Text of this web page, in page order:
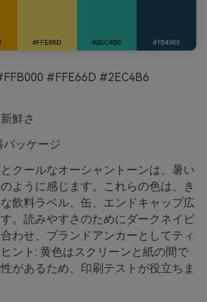
#FFE66D #2EC4B6
鮮さ
パッケージ
クールなオーシャントーンは、暑い
ように感じます。これらの色は、き
飲料ラベル、缶、エンドキャップ広
。読みやすさのためにダークネイビ
わせ、ブランドアンカーとしてティ
ント: 黄色はスクリーンと紙の間で
があるため、印刷テストが役立ちま